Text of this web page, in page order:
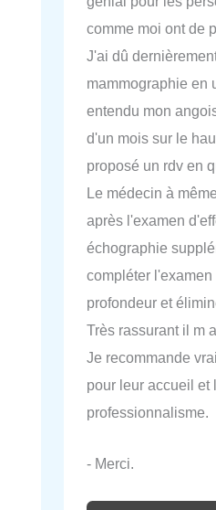
comme moi ont de
J'ai dû
mammographie en
entendu mon
d'un mois sur le
proposé un rdv en
Le médecin à
après l'examen
échographie
compléter l'examen
profondeur et
Très rassurant il m
Je recommande
pour leur accueil et
professionnalisme.
- Merci.